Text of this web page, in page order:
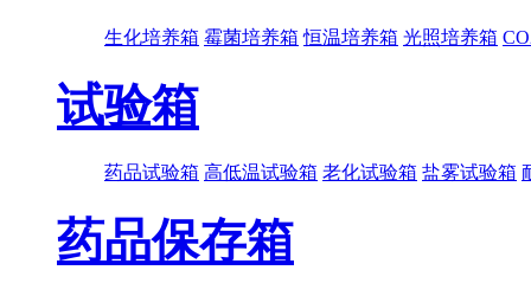
生化培养箱 霉菌培养箱 恒温培养箱 光照培养箱
试验箱
药品试验箱 高低温试验箱 老化试验箱 盐雾试验箱
药品保存箱